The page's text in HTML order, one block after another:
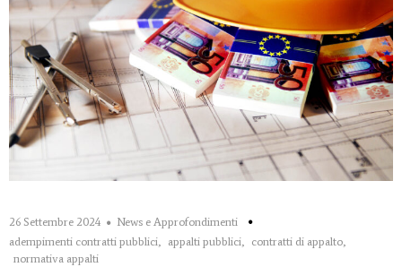
26 Settembre 2024
News e Approfondimenti
adempimenti contratti pubblici, appalti pubblici, contratti di appalto,
normativa appalti